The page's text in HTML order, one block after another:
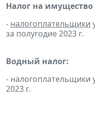
Налог на
- налогоплательщики
за полугодие 2023 г.
Водный налог:
- налогоплательщики
2023 г.